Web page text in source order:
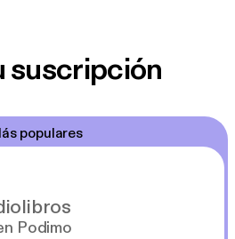
suscripción
populares
Podimo